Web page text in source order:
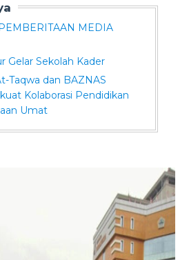
MEDIA
Gelar Sekolah Kader
Taqwa dan BAZNAS
Kolaborasi Pendidikan
Umat